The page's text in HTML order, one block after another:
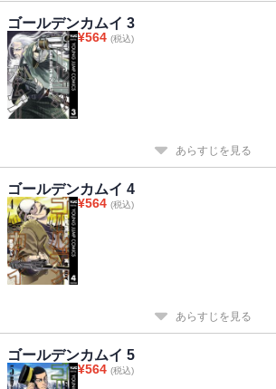
ゴールデンカムイ 3
¥564 (税込)
あらすじを見る
ゴールデンカムイ 4
¥564 (税込)
あらすじを見る
ゴールデンカムイ 5
¥564 (税込)